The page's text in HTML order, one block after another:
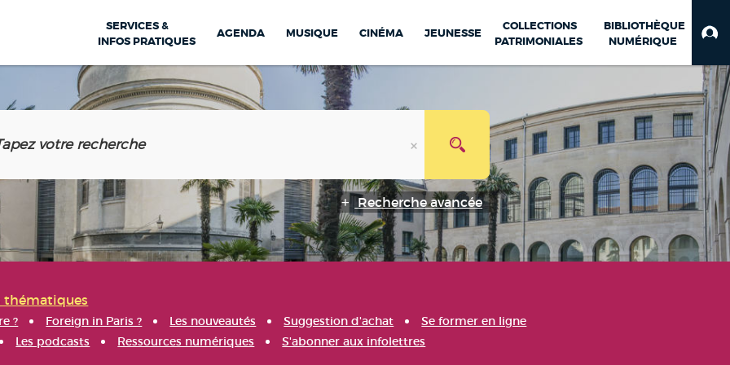
SERVICES &
INFOS PRATIQUES
AGENDA MUSIQUE CINÉMA JEUNESSE
COLLECTIONS
PATRIMONIALES
BIBLIOTHÈQUE
NUMÉRIQUE
Recherche avancée
thématiques
? Foreign in Paris ? Les nouveautés Suggestion d'achat
Se former en ligne
Les podcasts Ressources numériques S'abonner aux infolettres